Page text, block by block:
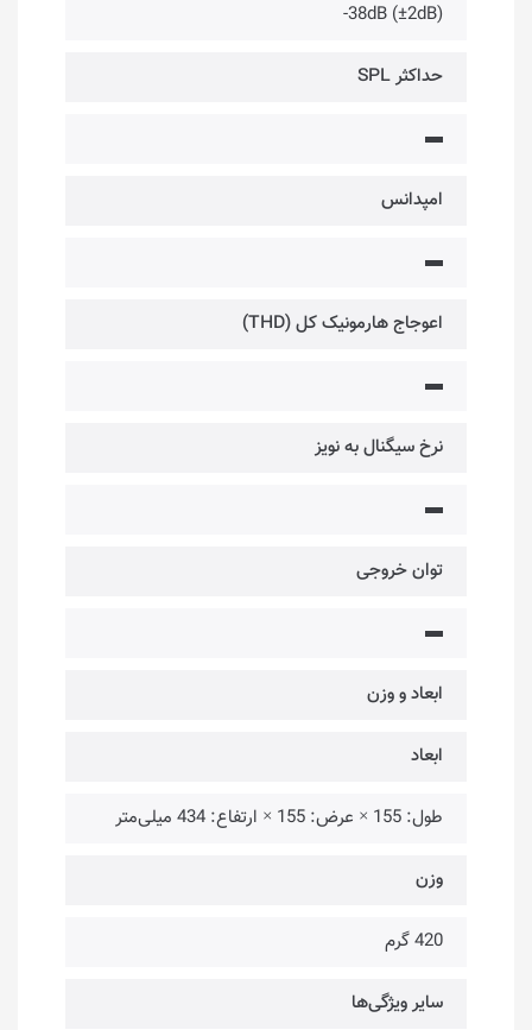
(2dB±) 38dB-
حداکثر SPL
▬
امپدانس
▬
اعوجاج هارمونیک کل (THD)
▬
نرخ سیگنال به نویز
▬
توان خروجی
▬
ابعاد و وزن
ابعاد
طول: 155 × عرض: 155 × ارتفاع: 434 میلی‌متر
وزن
420 گرم
سایر ویژگی‌ها